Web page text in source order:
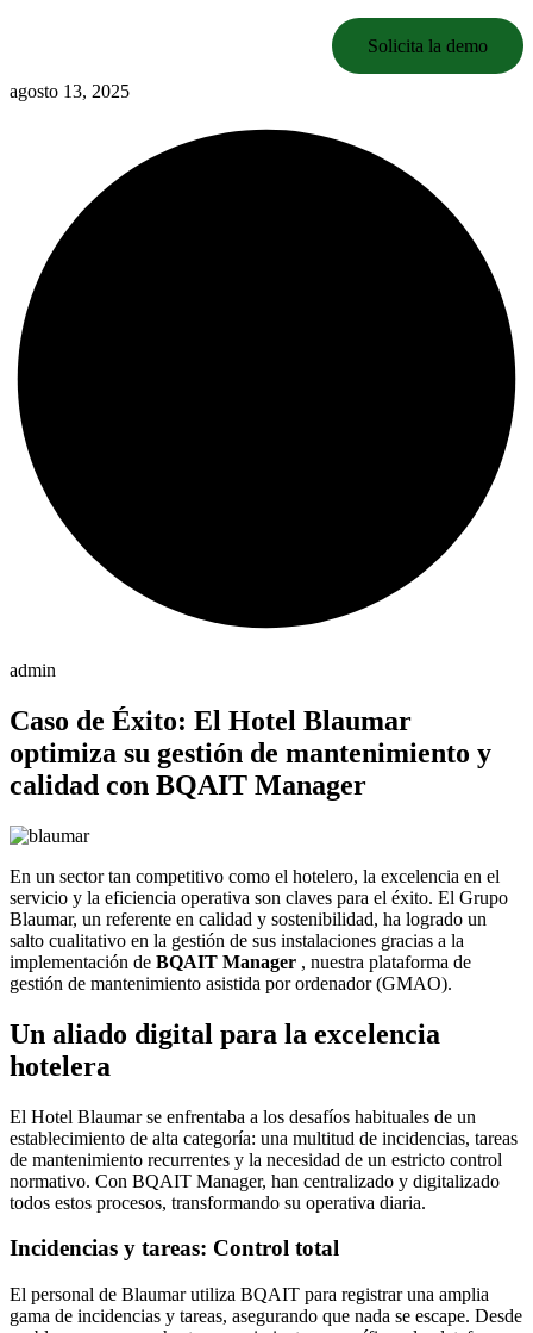
Solicita la demo
agosto 13, 2025
admin
Caso de Éxito: El Hotel Blaumar
optimiza su gestión de mantenimiento y
calidad con BQAIT Manager
En un sector tan competitivo como el hotelero, la excelencia en el
servicio y la eficiencia operativa son claves para el éxito. El Grupo
Blaumar, un referente en calidad y sostenibilidad, ha logrado un
salto cualitativo en la gestión de sus instalaciones gracias a la
implementación de BQAIT Manager , nuestra plataforma de
gestión de mantenimiento asistida por ordenador (GMAO).
Un aliado digital para la excelencia
hotelera
El Hotel Blaumar se enfrentaba a los desafíos habituales de un
establecimiento de alta categoría: una multitud de incidencias, tareas
de mantenimiento recurrentes y la necesidad de un estricto control
normativo. Con BQAIT Manager, han centralizado y digitalizado
todos estos procesos, transformando su operativa diaria.
Incidencias y tareas: Control total
El personal de Blaumar utiliza BQAIT para registrar una amplia
gama de incidencias y tareas, asegurando que nada se escape. Desde